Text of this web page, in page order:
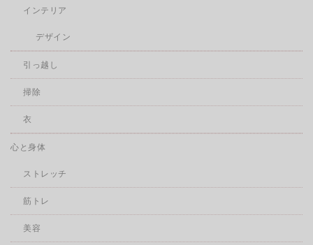
インテリア
デザイン
引っ越し
掃除
衣
心と身体
ストレッチ
筋トレ
美容